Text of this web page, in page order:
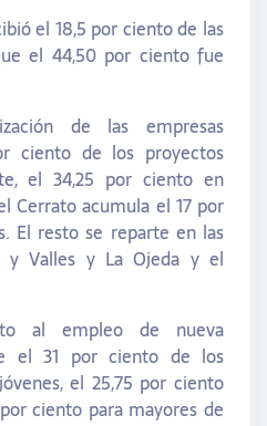
el 18,5 por ciento de las
el 44,50 por ciento fue
de las empresas
ciento de los proyectos
el 34,25 por ciento en
Cerrato acumula el 17 por
El resto se reparte en las
y Valles y La Ojeda y el
al empleo de nueva
el 31 por ciento de los
el 25,75 por ciento
ciento para mayores de